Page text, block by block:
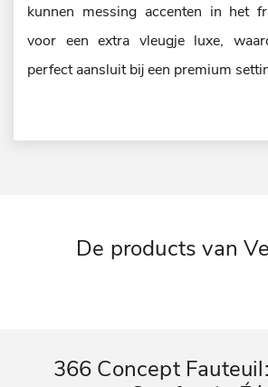
kunnen messing accenten in het
voor een extra vleugje luxe,
perfect aansluit bij een premium
De products van
366 Concept